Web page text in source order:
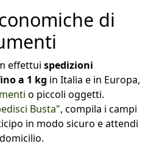
di
effettui spedizioni
a 1 kg in Italia e in Europa,
o piccoli oggetti.
Busta", compila i campi
in modo sicuro e attendi